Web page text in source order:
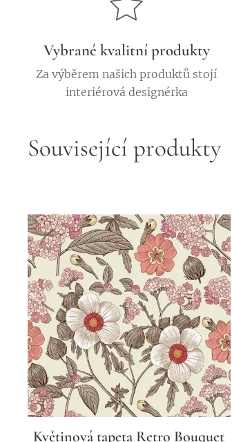
Vybrané kvalitní produkty
Za výběrem našich produktů stojí
interiérová designérka
Související produkty
Květinová tapeta Retro Bouquet